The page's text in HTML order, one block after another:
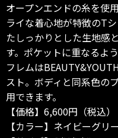
オープンエンドの糸を使
ライな着心地が特徴のT
たしっかりとした生地感
す。ポケットに重なるよ
フレムは
スト。ボディと同系色の
用できます。
【価格】6,600円（税込）
【カラー】ネイビーグリ